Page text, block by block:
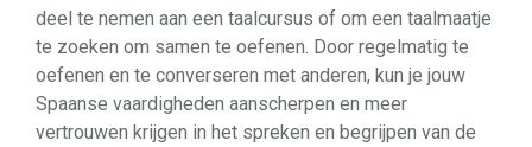
deel te nemen aan een taalcursus of om een taalmaatje
te zoeken om samen te oefenen. Door regelmatig te
oefenen en te converseren met anderen, kun je jouw
Spaanse vaardigheden aanscherpen en meer
vertrouwen krijgen in het spreken en begrijpen van de